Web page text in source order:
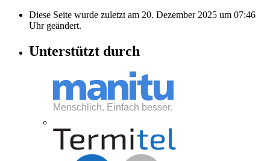
Diese Seite wurde zuletzt am 20. Dezember 2025 um 07:46
Uhr geändert.
Unterstützt durch